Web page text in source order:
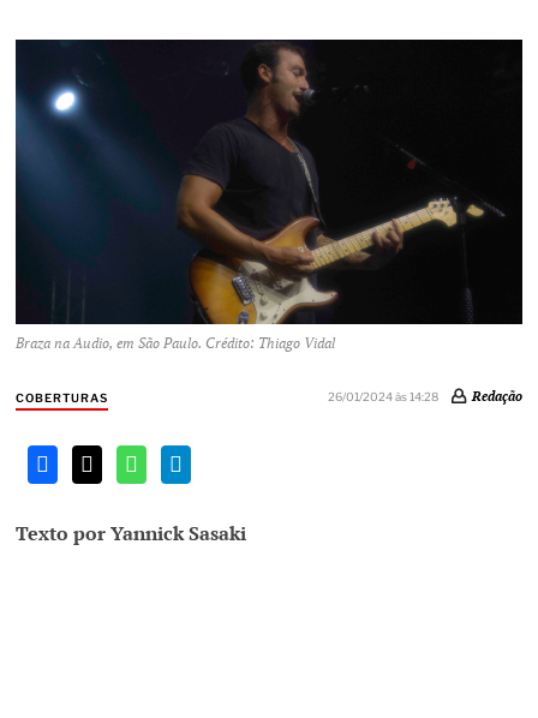
Braza na Audio, em São Paulo. Crédito: Thiago Vidal
COBERTURAS 26/01/2024 às 14:28 Redação
Texto por Yannick Sasaki